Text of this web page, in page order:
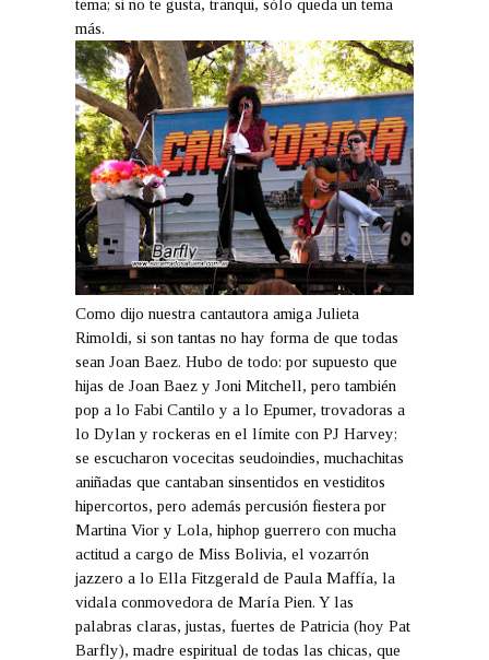
tema; si no te gusta, tranqui, sólo queda un tema
más.
Como dijo nuestra cantautora amiga Julieta
Rimoldi, si son tantas no hay forma de que todas
sean Joan Baez. Hubo de todo: por supuesto que
hijas de Joan Baez y Joni Mitchell, pero también
pop a lo Fabi Cantilo y a lo Epumer, trovadoras a
lo Dylan y rockeras en el límite con PJ Harvey;
se escucharon vocecitas seudoindies, muchachitas
aniñadas que cantaban sinsentidos en vestiditos
hipercortos, pero además percusión fiestera por
Martina Vior y Lola, hiphop guerrero con mucha
actitud a cargo de Miss Bolivia, el vozarrón
jazzero a lo Ella Fitzgerald de Paula Maffía, la
vidala conmovedora de María Pien. Y las
palabras claras, justas, fuertes de Patricia (hoy Pat
Barfly), madre espiritual de todas las chicas, que